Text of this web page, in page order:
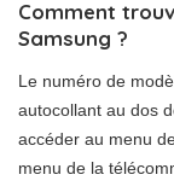
Comment
Samsung ?
Le numéro de
autocollant au dos
accéder au menu
menu de la